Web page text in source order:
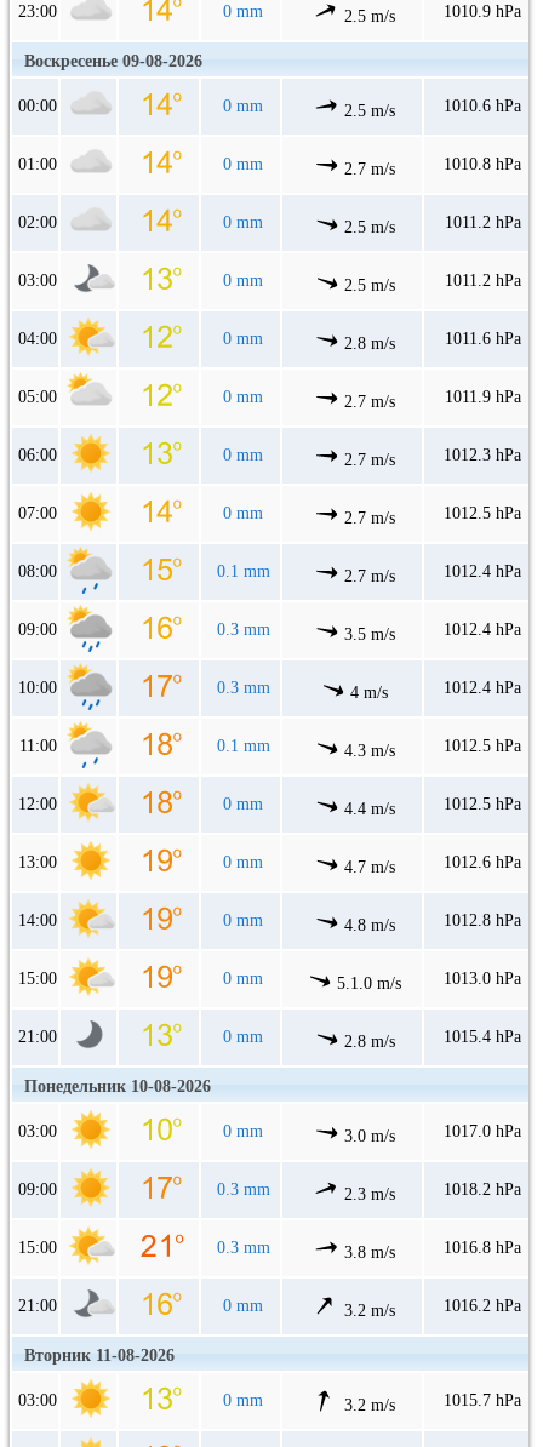
23:00 0 mm 2.5 m/s 1010.9 hPa
Воскресенье 09-08-2026
00:00 0 mm 2.5 m/s 1010.6 hPa
01:00 0 mm 2.7 m/s 1010.8 hPa
02:00 0 mm 2.5 m/s 1011.2 hPa
03:00 0 mm 2.5 m/s 1011.2 hPa
04:00 0 mm 2.8 m/s 1011.6 hPa
05:00 0 mm 2.7 m/s 1011.9 hPa
06:00 0 mm 2.7 m/s 1012.3 hPa
07:00 0 mm 2.7 m/s 1012.5 hPa
08:00 0.1 mm 2.7 m/s 1012.4 hPa
09:00 0.3 mm 3.5 m/s 1012.4 hPa
10:00 0.3 mm 4 m/s 1012.4 hPa
11:00 0.1 mm 4.3 m/s 1012.5 hPa
12:00 0 mm 4.4 m/s 1012.5 hPa
13:00 0 mm 4.7 m/s 1012.6 hPa
14:00 0 mm 4.8 m/s 1012.8 hPa
15:00 0 mm 5.1.0 m/s 1013.0 hPa
21:00 0 mm 2.8 m/s 1015.4 hPa
Понедельник 10-08-2026
03:00 0 mm 3.0 m/s 1017.0 hPa
09:00 0.3 mm 2.3 m/s 1018.2 hPa
15:00 0.3 mm 3.8 m/s 1016.8 hPa
21:00 0 mm 3.2 m/s 1016.2 hPa
Вторник 11-08-2026
03:00 0 mm 3.2 m/s 1015.7 hPa